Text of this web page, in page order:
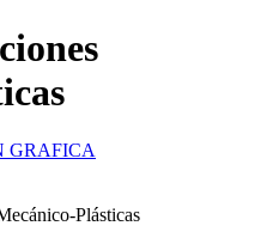
GRAFICA
Plásticas